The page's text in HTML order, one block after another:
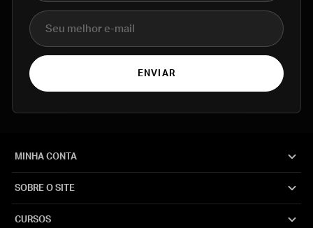
E-mail
ENVIAR
MINHA CONTA
SOBRE O SITE
CURSOS